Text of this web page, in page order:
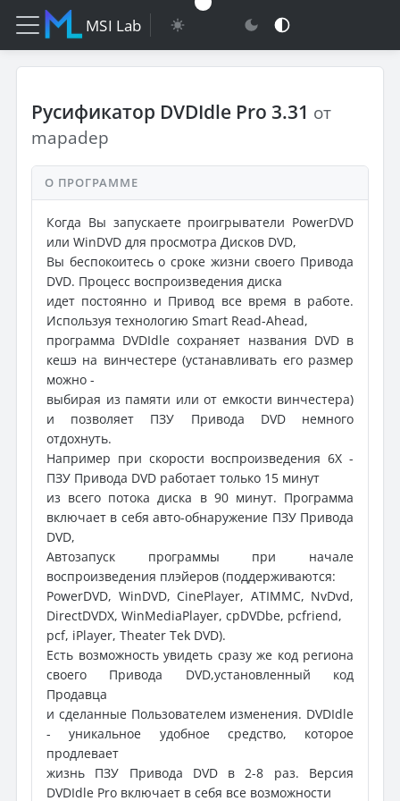
MSI Lab
Русификатор DVDIdle Pro 3.31 от
mapadep
О ПРОГРАММЕ
Когда Вы запускаете проигрыватели PowerDVD
или WinDVD для просмотра Дисков DVD,
Вы беспокоитесь о сроке жизни своего Привода
DVD. Процесс воспроизведения диска
идет постоянно и Привод все время в работе.
Используя технологию Smart Read-Ahead,
программа DVDIdle сохраняет названия DVD в
кешэ на винчестере (устанавливать его размер
можно -
выбирая из памяти или от емкости винчестера)
и позволяет ПЗУ Привода DVD немного
отдохнуть.
Например при скорости воспроизведения 6X -
ПЗУ Привода DVD работает только 15 минут
из всего потока диска в 90 минут. Программа
включает в себя авто-обнаружение ПЗУ Привода
DVD,
Автозапуск программы при начале
воспроизведения плэйеров (поддерживаются:
PowerDVD, WinDVD, CinePlayer, ATIMMC, NvDvd,
DirectDVDX, WinMediaPlayer, cpDVDbe, pcfriend,
pcf, iPlayer, Theater Tek DVD).
Есть возможность увидеть сразу же код региона
своего Привода DVD,установленный код
Продавца
и сделанные Пользователем изменения. DVDIdle
- уникальное удобное средство, которое
продлевает
жизнь ПЗУ Привода DVD в 2-8 раз. Версия
DVDIdle Pro включает в себя все возможности